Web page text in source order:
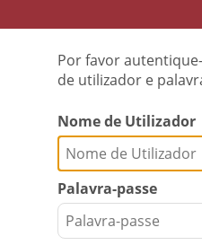
Por favor
de utilizador e
Nome de Utilizador
Palavra-passe